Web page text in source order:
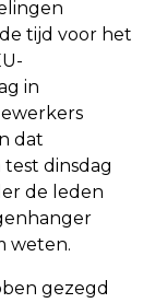
tijd voor het
in
dat
dinsdag
de leden
weten.
gezegd